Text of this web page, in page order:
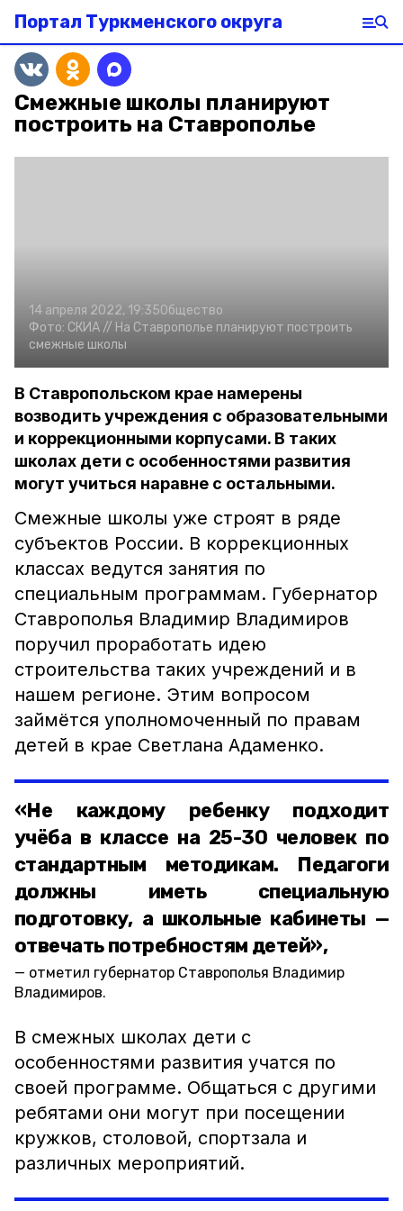
Портал Туркменского округа
Смежные школы планируют
построить на Ставрополье
14 апреля 2022, 19:35Общество
Фото: СКИА // На Ставрополье планируют построить
смежные школы
В Ставропольском крае намерены
возводить учреждения с образовательными
и коррекционными корпусами. В таких
школах дети с особенностями развития
могут учиться наравне с остальными.
Смежные школы уже строят в ряде
субъектов России. В коррекционных
классах ведутся занятия по
специальным программам. Губернатор
Ставрополья Владимир Владимиров
поручил проработать идею
строительства таких учреждений и в
нашем регионе. Этим вопросом
займётся уполномоченный по правам
детей в крае Светлана Адаменко.
«Не каждому ребенку подходит
учёба в классе на 25-30 человек по
стандартным методикам. Педагоги
должны иметь специальную
подготовку, а школьные кабинеты —
отвечать потребностям детей»,
отметил губернатор Ставрополья Владимир
Владимиров.
В смежных школах дети с
особенностями развития учатся по
своей программе. Общаться с другими
ребятами они могут при посещении
кружков, столовой, спортзала и
различных мероприятий.